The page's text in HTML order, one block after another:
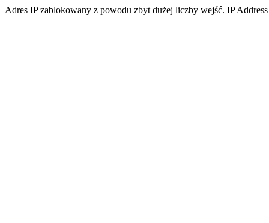
Adres IP zablokowany z powodu zbyt dużej liczby wejść. IP